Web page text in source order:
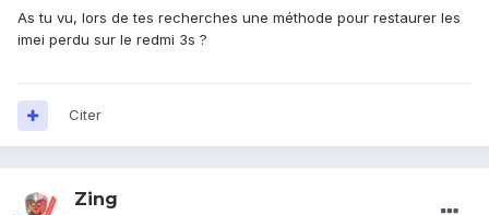
As tu vu, lors de tes recherches une méthode pour restaurer les
imei perdu sur le redmi 3s ?
Citer
Zing